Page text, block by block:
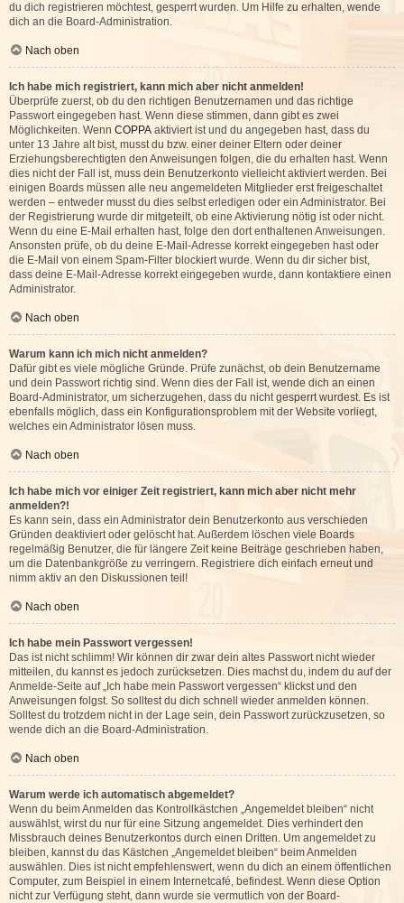
du dich registrieren möchtest, gesperrt wurden. Um Hilfe zu erhalten, wende
dich an die Board-Administration.
Nach oben
Ich habe mich registriert, kann mich aber nicht anmelden!
Überprüfe zuerst, ob du den richtigen Benutzernamen und das richtige
Passwort eingegeben hast. Wenn diese stimmen, dann gibt es zwei
Möglichkeiten. Wenn COPPA aktiviert ist und du angegeben hast, dass du
unter 13 Jahre alt bist, musst du bzw. einer deiner Eltern oder deiner
Erziehungsberechtigten den Anweisungen folgen, die du erhalten hast. Wenn
dies nicht der Fall ist, muss dein Benutzerkonto vielleicht aktiviert werden. Bei
einigen Boards müssen alle neu angemeldeten Mitglieder erst freigeschaltet
werden – entweder musst du dies selbst erledigen oder ein Administrator. Bei
der Registrierung wurde dir mitgeteilt, ob eine Aktivierung nötig ist oder nicht.
Wenn du eine E-Mail erhalten hast, folge den dort enthaltenen Anweisungen.
Ansonsten prüfe, ob du deine E-Mail-Adresse korrekt eingegeben hast oder
die E-Mail von einem Spam-Filter blockiert wurde. Wenn du dir sicher bist,
dass deine E-Mail-Adresse korrekt eingegeben wurde, dann kontaktiere einen
Administrator.
Nach oben
Warum kann ich mich nicht anmelden?
Dafür gibt es viele mögliche Gründe. Prüfe zunächst, ob dein Benutzername
und dein Passwort richtig sind. Wenn dies der Fall ist, wende dich an einen
Board-Administrator, um sicherzugehen, dass du nicht gesperrt wurdest. Es ist
ebenfalls möglich, dass ein Konfigurationsproblem mit der Website vorliegt,
welches ein Administrator lösen muss.
Nach oben
Ich habe mich vor einiger Zeit registriert, kann mich aber nicht mehr
anmelden?!
Es kann sein, dass ein Administrator dein Benutzerkonto aus verschieden
Gründen deaktiviert oder gelöscht hat. Außerdem löschen viele Boards
regelmäßig Benutzer, die für längere Zeit keine Beiträge geschrieben haben,
um die Datenbankgröße zu verringern. Registriere dich einfach erneut und
nimm aktiv an den Diskussionen teil!
Nach oben
Ich habe mein Passwort vergessen!
Das ist nicht schlimm! Wir können dir zwar dein altes Passwort nicht wieder
mitteilen, du kannst es jedoch zurücksetzen. Dies machst du, indem du auf der
Anmelde-Seite auf „Ich habe mein Passwort vergessen“ klickst und den
Anweisungen folgst. So solltest du dich schnell wieder anmelden können.
Solltest du trotzdem nicht in der Lage sein, dein Passwort zurückzusetzen, so
wende dich an die Board-Administration.
Nach oben
Warum werde ich automatisch abgemeldet?
Wenn du beim Anmelden das Kontrollkästchen „Angemeldet bleiben“ nicht
auswählst, wirst du nur für eine Sitzung angemeldet. Dies verhindert den
Missbrauch deines Benutzerkontos durch einen Dritten. Um angemeldet zu
bleiben, kannst du das Kästchen „Angemeldet bleiben“ beim Anmelden
auswählen. Dies ist nicht empfehlenswert, wenn du dich an einem öffentlichen
Computer, zum Beispiel in einem Internetcafé, befindest. Wenn diese Option
nicht zur Verfügung steht, dann wurde sie vermutlich von der Board-